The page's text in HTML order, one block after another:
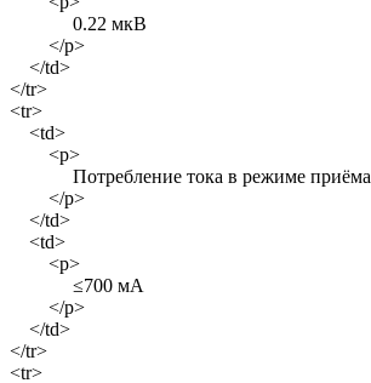
0.22 мкВ
</p>
</td>
</tr>
<tr>
<td>
<p>
Потребление тока в режиме приёма
</p>
</td>
<td>
<p>
≤700 мА
</p>
</td>
</tr>
<tr>